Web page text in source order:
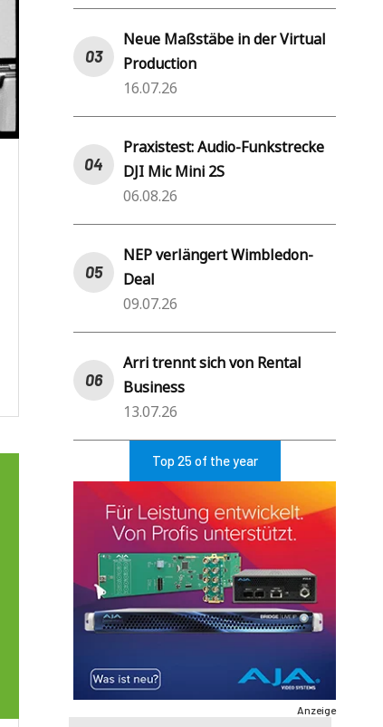
Neue Maßstäbe in der Virtual
Production
16.07.26
Praxistest: Audio-Funkstrecke
DJI Mic Mini 2S
06.08.26
NEP verlängert Wimbledon-
Deal
09.07.26
Arri trennt sich von Rental
Business
13.07.26
Top 25 of the year
Anzeige